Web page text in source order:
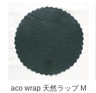
aco wrap 天然ラップ M